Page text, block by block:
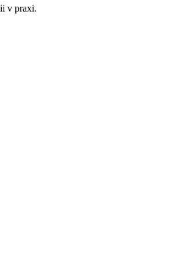
v praxi.